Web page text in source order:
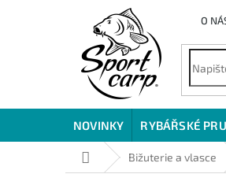
O
NOVINKY RYBÁŘSKÉ
Domů Bižuterie a vlasce